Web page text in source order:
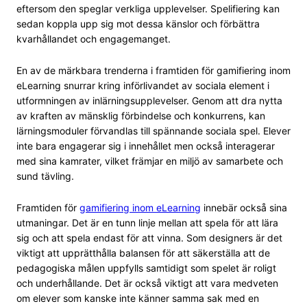
eftersom den speglar verkliga upplevelser. Spelifiering kan
sedan koppla upp sig mot dessa känslor och förbättra
kvarhållandet och engagemanget.
En av de märkbara trenderna i framtiden för gamifiering inom
eLearning snurrar kring införlivandet av sociala element i
utformningen av inlärningsupplevelser. Genom att dra nytta
av kraften av mänsklig förbindelse och konkurrens, kan
lärningsmoduler förvandlas till spännande sociala spel. Elever
inte bara engagerar sig i innehållet men också interagerar
med sina kamrater, vilket främjar en miljö av samarbete och
sund tävling.
Framtiden för gamifiering inom eLearning innebär också sina
utmaningar. Det är en tunn linje mellan att spela för att lära
sig och att spela endast för att vinna. Som designers är det
viktigt att upprätthålla balansen för att säkerställa att de
pedagogiska målen uppfylls samtidigt som spelet är roligt
och underhållande. Det är också viktigt att vara medveten
om elever som kanske inte känner samma sak med en